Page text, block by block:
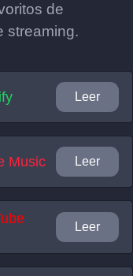
de
streaming.
Leer
Music Leer
Leer